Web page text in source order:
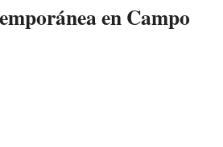
en Campo